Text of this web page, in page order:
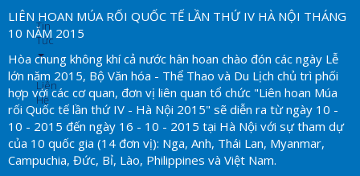
Tin
Tức
Liên
Hệ
LIÊN HOAN MÚA RỐI QUỐC TẾ LẦN THỨ IV HÀ NỘI THÁNG
10 NĂM 2015
Hòa chung không khí cả nước hân hoan chào đón các ngày Lễ
lớn năm 2015, Bộ Văn hóa - Thể Thao và Du Lịch chủ trì phối
hợp với các cơ quan, đơn vị liên quan tổ chức "Liên hoan Múa
rối Quốc tế lần thứ IV - Hà Nội 2015" sẽ diễn ra từ ngày 10 -
10 - 2015 đến ngày 16 - 10 - 2015 tại Hà Nội với sự tham dự
của 10 quốc gia (14 đơn vị): Nga, Anh, Thái Lan, Myanmar,
Campuchia, Đức, Bỉ, Lào, Philippines và Việt Nam.